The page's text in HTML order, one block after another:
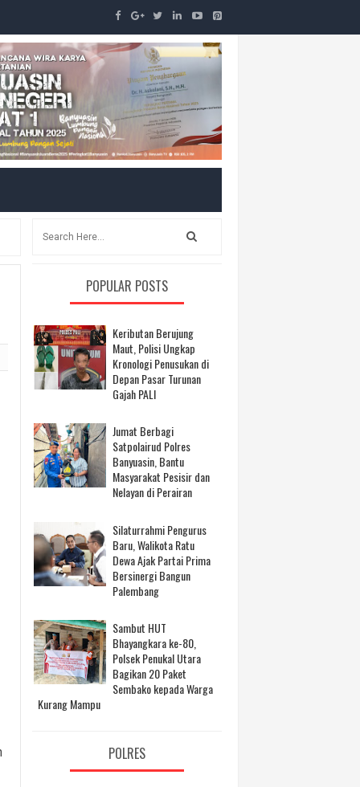
POPULAR POSTS
Keributan Berujung
Maut, Polisi Ungkap
Kronologi Penusukan di
Depan Pasar Turunan
Gajah PALI
Jumat Berbagi
Satpolairud Polres
Banyuasin, Bantu
Masyarakat Pesisir dan
Nelayan di Perairan
Silaturrahmi Pengurus
Baru, Walikota Ratu
Dewa Ajak Partai Prima
Bersinergi Bangun
Palembang
Sambut HUT
Bhayangkara ke-80,
Polsek Penukal Utara
Bagikan 20 Paket
Sembako kepada Warga
Kurang Mampu
POLRES